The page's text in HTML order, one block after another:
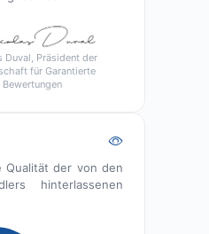
Duval, Präsident der
für Garantierte
Bewertungen
Qualität der von den
hinterlassenen